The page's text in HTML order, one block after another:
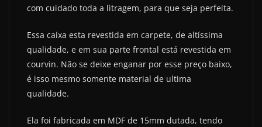
com cuidado toda a litragem, para que seja perfeita.
Essa caixa esta revestida em carpete, de altíssima
qualidade, e em sua parte frontal está revestida em
courvin. Não se deixe enganar por esse preço baixo,
é isso mesmo somente material de ultima
qualidade.
Ela foi fabricada em MDF de 15mm dutada, tendo